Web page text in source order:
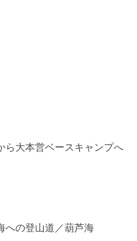
ら大本営ベースキャンプへ
への登山道／葫芦海